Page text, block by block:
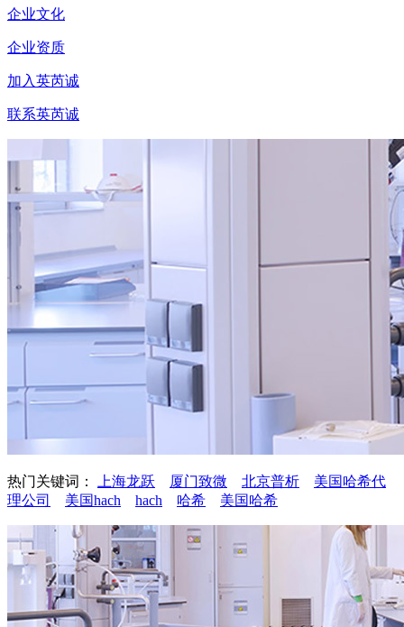
企业文化
企业资质
加入英芮诚
联系英芮诚
热门关键词： 上海龙跃 厦门致微 北京普析
美国哈希代
理公司
美国hach hach 哈希 美国哈希